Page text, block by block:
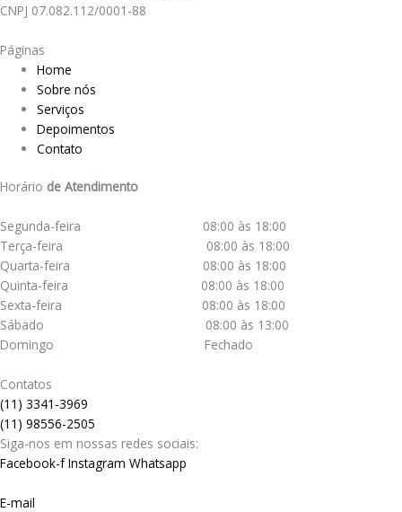
CNPJ 07.082.112/0001-88
Páginas
Home
Sobre nós
Serviços
Depoimentos
Contato
Horário de Atendimento
Segunda-feira 08:00 às 18:00
Terça-feira 08:00 às 18:00
Quarta-feira 08:00 às 18:00
Quinta-feira 08:00 às 18:00
Sexta-feira 08:00 às 18:00
Sábado 08:00 às 13:00
Domingo Fechado
Contatos
(11) 3341-3969
(11) 98556-2505
Siga-nos em nossas redes sociais:
Facebook-fInstagram Whatsapp
E-mail